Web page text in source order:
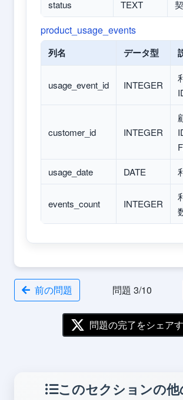
status
TEXT
product_usage_events
列名 データ型
usage_event_id INTEGER
customer_id INTEGER
usage_date
DATE
events_count INTEGER
前の問題 問題 3/10
問題の完了をシェア
このセクションの他